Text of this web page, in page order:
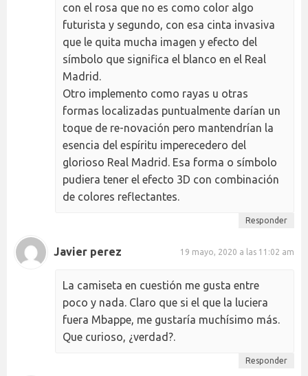
con el rosa que no es como color algo
futurista y segundo, con esa cinta invasiva
que le quita mucha imagen y efecto del
símbolo que significa el blanco en el Real
Madrid.
Otro implemento como rayas u otras
formas localizadas puntualmente darían un
toque de re-novación pero mantendrían la
esencia del espíritu imperecedero del
glorioso Real Madrid. Esa forma o símbolo
pudiera tener el efecto 3D con combinación
de colores reflectantes.
Responder
Javier perez 19 mayo, 2020 a las 11:02 am
La camiseta en cuestión me gusta entre
poco y nada. Claro que si el que la luciera
fuera Mbappe, me gustaría muchísimo más.
Que curioso, ¿verdad?.
Responder